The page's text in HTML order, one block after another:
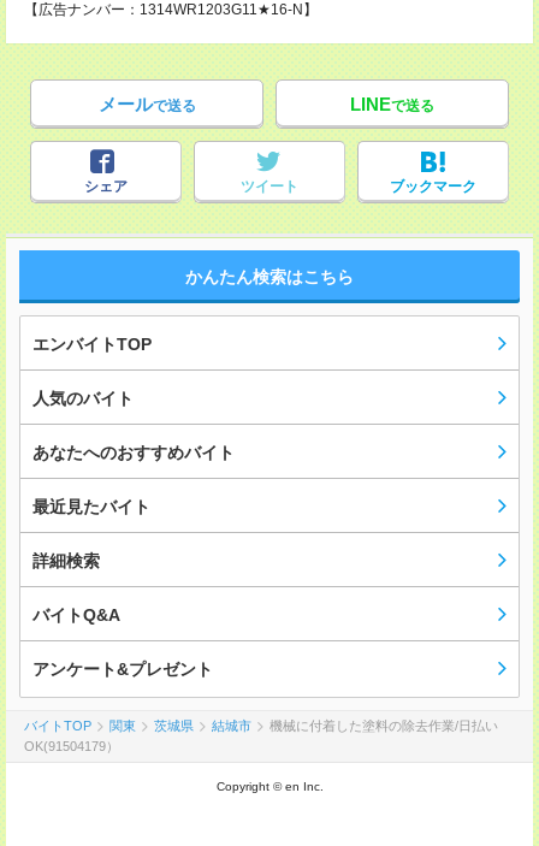
【広告ナンバー：1314WR1203G11★16-N】
メールで送る LINEで送る
シェア ツイート ブックマーク
かんたん検索はこちら
エンバイトTOP
人気のバイト
あなたへのおすすめバイト
最近見たバイト
詳細検索
バイトQ&A
アンケート&プレゼント
バイトTOP 関東 茨城県 結城市
機械に付着した塗料の除去作業/日払い
OK(91504179）
Copyright © en Inc.